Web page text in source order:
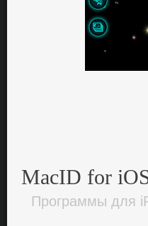
MacID for
Программы для